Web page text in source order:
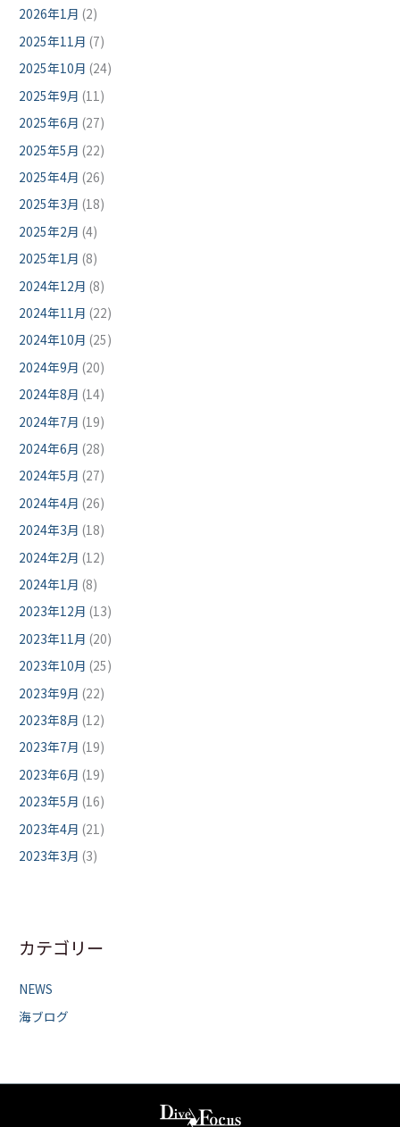
2026年1月 (2)
2025年11月 (7)
2025年10月 (24)
2025年9月 (11)
2025年6月 (27)
2025年5月 (22)
2025年4月 (26)
2025年3月 (18)
2025年2月 (4)
2025年1月 (8)
2024年12月 (8)
2024年11月 (22)
2024年10月 (25)
2024年9月 (20)
2024年8月 (14)
2024年7月 (19)
2024年6月 (28)
2024年5月 (27)
2024年4月 (26)
2024年3月 (18)
2024年2月 (12)
2024年1月 (8)
2023年12月 (13)
2023年11月 (20)
2023年10月 (25)
2023年9月 (22)
2023年8月 (12)
2023年7月 (19)
2023年6月 (19)
2023年5月 (16)
2023年4月 (21)
2023年3月 (3)
カテゴリー
NEWS
海ブログ